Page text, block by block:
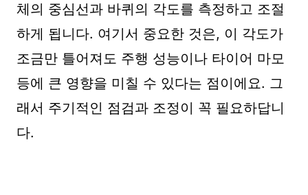
체의 중심선과 바퀴의 각도를 측정하고 조절
하게 됩니다. 여기서 중요한 것은, 이 각도가
조금만 틀어져도 주행 성능이나 타이어 마모
등에 큰 영향을 미칠 수 있다는 점이에요. 그
래서 주기적인 점검과 조정이 꼭 필요하답니
다.